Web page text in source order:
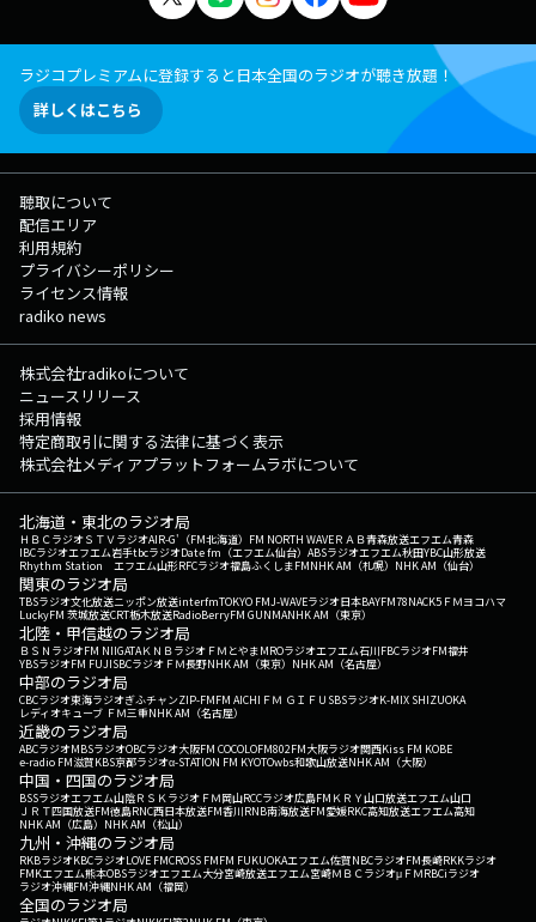
ラジコプレミアムに登録すると日本全国のラジオが聴き放題！
詳しくはこちら
聴取について
配信エリア
利用規約
プライバシーポリシー
ライセンス情報
radiko news
株式会社radikoについて
ニュースリリース
採用情報
特定商取引に関する法律に基づく表示
株式会社メディアプラットフォームラボについて
北海道・東北のラジオ局
ＨＢＣラジオＳＴＶラジオAIR-G'（FM北海道） FM NORTH WAVEＲＡＢ青森放送エフエム青森
IBCラジオエフエム岩手tbcラジオDate fm（エフエム仙台） ABSラジオエフエム秋田YBC山形放送
Rhythm Station エフエム山形RFCラジオ福島ふくしまFMNHK AM（札幌） NHK AM（仙台）
関東のラジオ局
TBSラジオ文化放送ニッポン放送interfmTOKYO FMJ-WAVEラジオ日本BAYFM78NACK5 ＦＭヨコハマ
LuckyFM 茨城放送CRT栃木放送RadioBerryFM GUNMANHK AM（東京）
北陸・甲信越のラジオ局
ＢＳＮラジオFM NIIGATAＫＮＢラジオ ＦＭとやまMROラジオエフエム石川FBCラジオFM福井
YBSラジオFM FUJISBCラジオ ＦＭ長野NHK AM（東京） NHK AM（名古屋）
中部のラジオ局
CBCラジオ東海ラジオぎふチャンZIP-FMFM AICHI ＦＭ ＧＩＦＵ SBSラジオK-MIX SHIZUOKA
レディオキューブ ＦＭ三重NHK AM（名古屋）
近畿のラジオ局
ABCラジオMBSラジオOBCラジオ大阪FM COCOLOFM802FM大阪ラジオ関西Kiss FM KOBE
e-radio FM滋賀KBS京都ラジオα-STATION FM KYOTOwbs和歌山放送NHK AM（大阪）
中国・四国のラジオ局
BSSラジオエフエム山陰ＲＳＫラジオ ＦＭ岡山RCCラジオ広島FM ＫＲＹ山口放送エフエム山口
ＪＲＴ四国放送FM徳島RNC西日本放送FM香川RNB南海放送FM愛媛RKC高知放送エフエム高知
NHK AM（広島） NHK AM（松山）
九州・沖縄のラジオ局
RKBラジオKBCラジオLOVE FMCROSS FMFM FUKUOKAエフエム佐賀NBCラジオFM長崎RKKラジオ
FMKエフエム熊本OBSラジオエフエム大分宮崎放送エフエム宮崎ＭＢＣラジオμＦＭRBCiラジオ
ラジオ沖縄FM沖縄NHK AM（福岡）
全国のラジオ局